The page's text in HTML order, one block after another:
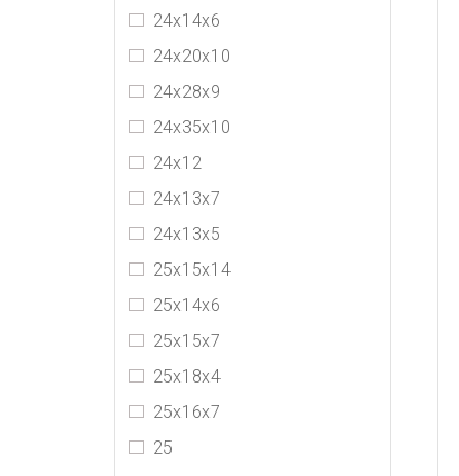
24x14x6
24х20х10
24х28х9
24x35x10
24х12
24х13х7
24х13х5
25х15х14
25х14х6
25x15x7
25х18х4
25х16х7
25